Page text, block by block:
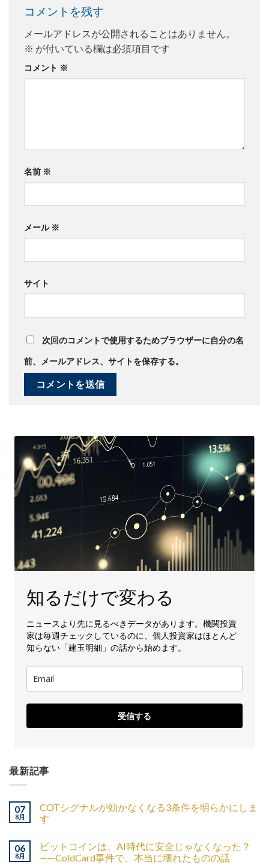
コメントを残す
メールアドレスが公開されることはありません。
※ が付いている欄は必須項目です
コメント ※
名前 ※
メール ※
サイト
次回のコメントで使用するためブラウザーに自分の名
前、メールアドレス、サイトを保存する。
知るだけで変わる
ニュースより先に見るべきデータがあります。機関投資
家は毎週チェックしているのに、個人投資家はほとんど
知らない「建玉明細」の話から始めます。
受信する
最新記事
07
8月
COTシグナルが効かなくなる3条件を明らかにしま
す
06
8月
ビットコインは、AI時代に安全じゃなくなった？
——ColdCard事件で、本当に壊れたものの話